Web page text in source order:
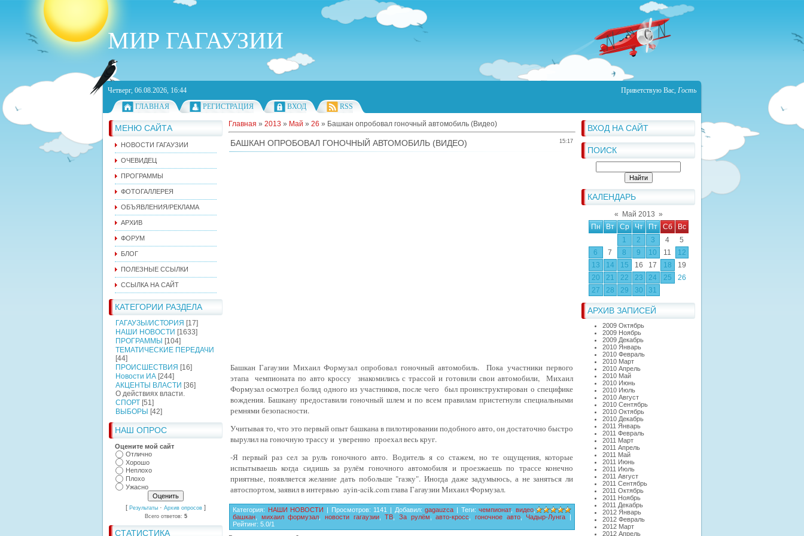
МИР ГАГАУЗИИ
Четверг, 06.08.2026, 16:44 Приветствую Вас, Гость
ГЛАВНАЯ
РЕГИСТРАЦИЯ ВХОД RSS
МЕНЮ САЙТА
НОВОСТИ ГАГАУЗИИ
ОЧЕВИДЕЦ
ПРОГРАММЫ
ФОТОГАЛЛЕРЕЯ
ОБЪЯВЛЕНИЯ/РЕКЛАМА
АРХИВ
ФОРУМ
БЛОГ
ПОЛЕЗНЫЕ ССЫЛКИ
ССЫЛКА НА САЙТ
КАТЕГОРИИ РАЗДЕЛА
ГАГАУЗЫ/ИСТОРИЯ [17]
НАШИ НОВОСТИ [1633]
ПРОГРАММЫ [104]
ТЕМАТИЧЕСКИЕ ПЕРЕДАЧИ
[44]
ПРОИСШЕСТВИЯ [16]
Новости ИА [244]
АКЦЕНТЫ ВЛАСТИ [36]
О действиях власти.
СПОРТ [51]
ВЫБОРЫ [42]
НАШ ОПРОС
Оцените мой сайт
Отлично
Хорошо
Неплохо
Плохо
Ужасно
[ Результаты · Архив опросов ]
Всего ответов: 5
СТАТИСТИКА
ВХОД НА САЙТ
ПОИСК
КАЛЕНДАРЬ
« Май 2013 »
Пн
Вт Ср Чт Пт Сб
Вс
1
2 3 4
5
6
7 8 9 10 11
12
13
14 15 16 17 18
19
20
21 22 23 24 25
26
27
28 29 30 31
АРХИВ ЗАПИСЕЙ
2009 Октябрь
2009 Ноябрь
2009 Декабрь
2010 Январь
2010 Февраль
2010 Март
2010 Апрель
2010 Май
2010 Июнь
2010 Июль
2010 Август
2010 Сентябрь
2010 Октябрь
2010 Декабрь
2011 Январь
2011 Февраль
2011 Март
2011 Апрель
2011 Май
2011 Июнь
2011 Июль
2011 Август
2011 Сентябрь
2011 Октябрь
2011 Ноябрь
2011 Декабрь
2012 Январь
2012 Февраль
2012 Март
2012 Апрель
Главная » 2013 » Май » 26 » Башкан опробовал гоночный автомобиль (Видео)
15:17
БАШКАН ОПРОБОВАЛ ГОНОЧНЫЙ АВТОМОБИЛЬ (ВИДЕО)
Башкан Гагаузии Михаил Формузал опробовал гоночный автомобиль.
Пока участники первого
этапа чемпионата по авто кроссу знакомились с трассой и готовили свои автомобили,
Михаил
Формузал осмотрел болид одного из участников, после чего был проинструктирован о специфике
вождения. Башкану предоставили гоночный шлем и по всем правилам пристегнули специальными
ремнями безопасности.
Учитывая то, что это первый опыт башкана в пилотировании подобного авто, он достаточно быстро
вырулил на гоночную трассу и уверенно проехал весь круг.
-Я первый раз сел за руль гоночного авто. Водитель я со стажем, но те ощущения, которые
испытываешь когда сидишь за рулём гоночного автомобиля и проезжаешь по трассе конечно
приятные, появляется желание дать побольше "газку". Иногда даже задумыюсь, а не заняться ли
автоспортом, заявил в интервью ayin-acik.comглава Гагаузии Михаил Формузал.
Категория: НАШИ НОВОСТИ | Просмотров: 1141 | Добавил: gagauzca | Теги: чемпионат,видео ,
башкан
михаил формузал ,новости гагаузии,ТВ ,За рулём ,авто-кросс ,гоночное авто,Чадыр-Лунга
|
Рейтинг: 5.0/1